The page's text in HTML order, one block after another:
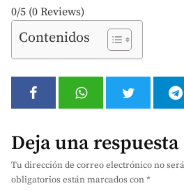
0/5 (0 Reviews)
Contenidos
Deja una respuesta
Tu dirección de correo electrónico no
obligatorios están marcados con*